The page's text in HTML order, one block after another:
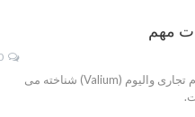
مهم
دیازپام چیست؟ دیازپام (Diazepam) که خارج از ایران با نام تجاری والیوم (Valium) شناخته می